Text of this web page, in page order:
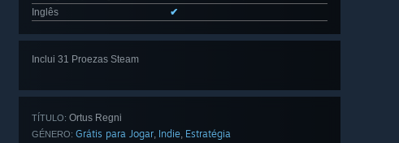
Inglês
✔
Inclui 31 Proezas Steam
TÍTULO: Ortus Regni
GÉNERO: Grátis para Jogar, Indie, Estratégia